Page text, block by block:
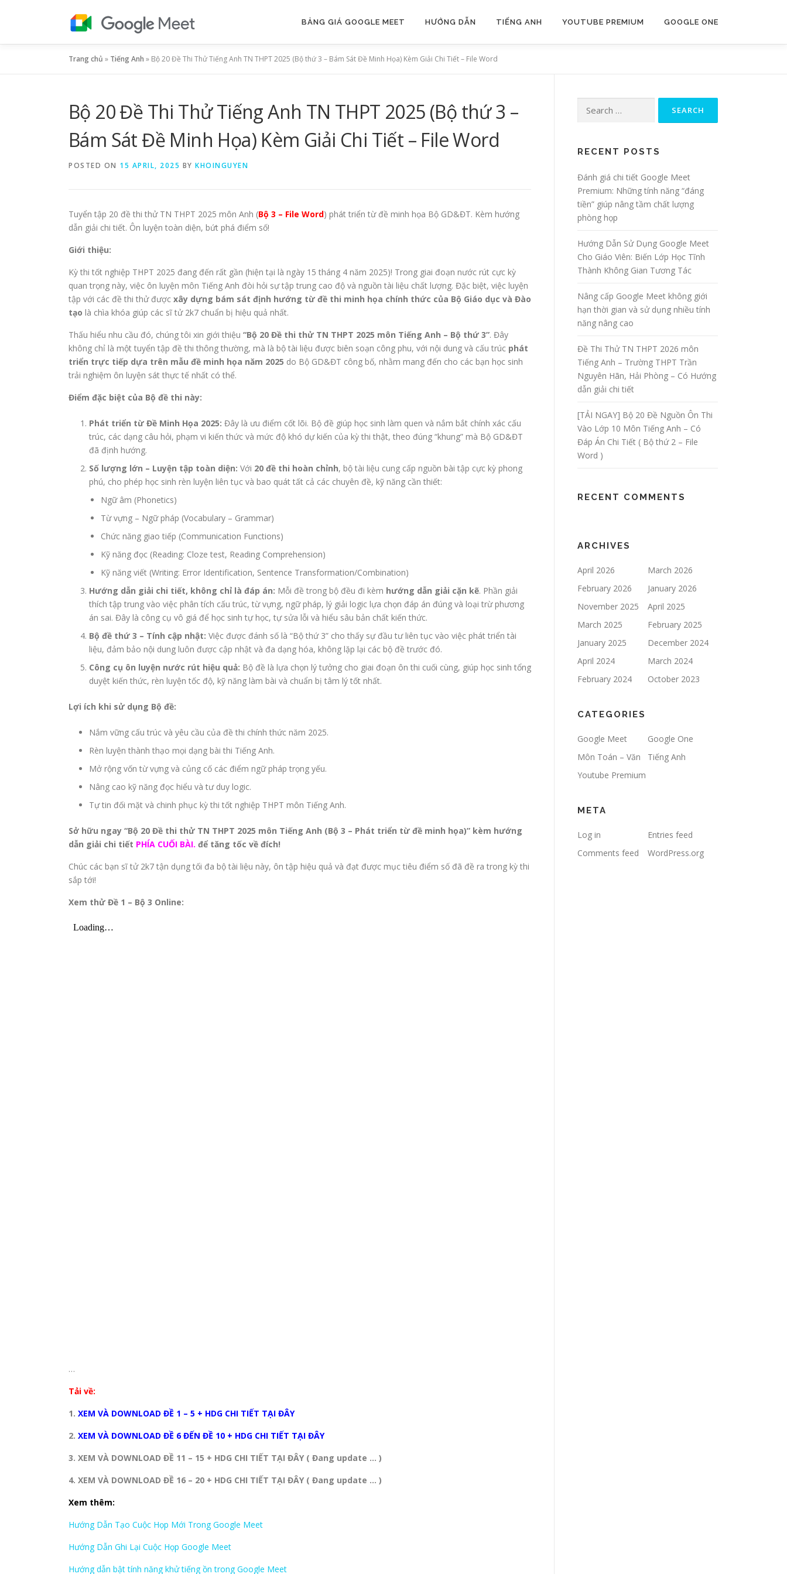
BẢNG GIÁ GOOGLE MEET HƯỚNG DẪN TIẾNG ANH YOUTUBE PREMIUM GOOGLE ONE
Trang chủ » Tiếng Anh » Bộ 20 Đề Thi Thử Tiếng Anh TN THPT 2025 (Bộ thứ 3 – Bám Sát Đề Minh Họa) Kèm Giải Chi Tiết – File Word
Bộ 20 Đề Thi Thử Tiếng Anh TN THPT 2025 (Bộ thứ 3 –
Bám Sát Đề Minh Họa) Kèm Giải Chi Tiết – File Word
POSTED ON 15 APRIL, 2025 BY KHOINGUYEN
Tuyển tập 20 đề thi thử TN THPT 2025 môn Anh (Bộ 3 – File Word) phát triển từ đề minh họa Bộ GD&ĐT. Kèm hướng
dẫn giải chi tiết. Ôn luyện toàn diện, bứt phá điểm số!
Giới thiệu:
Kỳ thi tốt nghiệp THPT 2025 đang đến rất gần (hiện tại là ngày 15 tháng 4 năm 2025)! Trong giai đoạn nước rút cực kỳ
quan trọng này, việc ôn luyện môn Tiếng Anh đòi hỏi sự tập trung cao độ và nguồn tài liệu chất lượng. Đặc biệt, việc luyện
tập với các đề thi thử được xây dựng bám sát định hướng từ đề thi minh họa chính thức của Bộ Giáo dục và Đào
tạo là chìa khóa giúp các sĩ tử 2k7 chuẩn bị hiệu quả nhất.
Thấu hiểu nhu cầu đó, chúng tôi xin giới thiệu “Bộ 20 Đề thi thử TN THPT 2025 môn Tiếng Anh – Bộ thứ 3”. Đây
không chỉ là một tuyển tập đề thi thông thường, mà là bộ tài liệu được biên soạn công phu, với nội dung và cấu trúc phát
triển trực tiếp dựa trên mẫu đề minh họa năm 2025 do Bộ GD&ĐT công bố, nhằm mang đến cho các bạn học sinh
trải nghiệm ôn luyện sát thực tế nhất có thể.
Điểm đặc biệt của Bộ đề thi này:
Phát triển từ Đề Minh Họa 2025: Đây là ưu điểm cốt lõi. Bộ đề giúp học sinh làm quen và nắm bắt chính xác cấu
trúc, các dạng câu hỏi, phạm vi kiến thức và mức độ khó dự kiến của kỳ thi thật, theo đúng “khung” mà Bộ GD&ĐT
đã định hướng.
Số lượng lớn – Luyện tập toàn diện: Với 20 đề thi hoàn chỉnh, bộ tài liệu cung cấp nguồn bài tập cực kỳ phong
phú, cho phép học sinh rèn luyện liên tục và bao quát tất cả các chuyên đề, kỹ năng cần thiết:
Ngữ âm (Phonetics)
Từ vựng – Ngữ pháp (Vocabulary – Grammar)
Chức năng giao tiếp (Communication Functions)
Kỹ năng đọc (Reading: Cloze test, Reading Comprehension)
Kỹ năng viết (Writing: Error Identification, Sentence Transformation/Combination)
Hướng dẫn giải chi tiết, không chỉ là đáp án: Mỗi đề trong bộ đều đi kèm hướng dẫn giải cặn kẽ. Phần giải
thích tập trung vào việc phân tích cấu trúc, từ vựng, ngữ pháp, lý giải logic lựa chọn đáp án đúng và loại trừ phương
án sai. Đây là công cụ vô giá để học sinh tự học, tự sửa lỗi và hiểu sâu bản chất kiến thức.
Bộ đề thứ 3 – Tính cập nhật: Việc được đánh số là “Bộ thứ 3” cho thấy sự đầu tư liên tục vào việc phát triển tài
liệu, đảm bảo nội dung luôn được cập nhật và đa dạng hóa, không lặp lại các bộ đề trước đó.
Công cụ ôn luyện nước rút hiệu quả: Bộ đề là lựa chọn lý tưởng cho giai đoạn ôn thi cuối cùng, giúp học sinh tổng
duyệt kiến thức, rèn luyện tốc độ, kỹ năng làm bài và chuẩn bị tâm lý tốt nhất.
Lợi ích khi sử dụng Bộ đề:
Nắm vững cấu trúc và yêu cầu của đề thi chính thức năm 2025.
Rèn luyện thành thạo mọi dạng bài thi Tiếng Anh.
Mở rộng vốn từ vựng và củng cố các điểm ngữ pháp trọng yếu.
Nâng cao kỹ năng đọc hiểu và tư duy logic.
Tự tin đối mặt và chinh phục kỳ thi tốt nghiệp THPT môn Tiếng Anh.
Sở hữu ngay “Bộ 20 Đề thi thử TN THPT 2025 môn Tiếng Anh (Bộ 3 – Phát triển từ đề minh họa)” kèm hướng
dẫn giải chi tiết PHÍA CUỐI BÀI. để tăng tốc về đích!
Chúc các bạn sĩ tử 2k7 tận dụng tối đa bộ tài liệu này, ôn tập hiệu quả và đạt được mục tiêu điểm số đã đề ra trong kỳ thi
sắp tới!
Xem thử Đề 1 – Bộ 3 Online:
…
Tải về:
1. XEM VÀ DOWNLOAD ĐỀ 1 – 5 + HDG CHI TIẾT TẠI ĐÂY
2. XEM VÀ DOWNLOAD ĐỀ 6 ĐẾN ĐỀ 10 + HDG CHI TIẾT TẠI ĐÂY
3. XEM VÀ DOWNLOAD ĐỀ 11 – 15 + HDG CHI TIẾT TẠI ĐÂY ( Đang update … )
4. XEM VÀ DOWNLOAD ĐỀ 16 – 20 + HDG CHI TIẾT TẠI ĐÂY ( Đang update … )
Xem thêm:
Hướng Dẫn Tạo Cuộc Họp Mới Trong Google Meet
Hướng Dẫn Ghi Lại Cuộc Họp Google Meet
Hướng dẫn bật tính năng khử tiếng ồn trong Google Meet
for:
RECENT POSTS
Đánh giá chi tiết Google Meet
Premium: Những tính năng “đáng
tiền” giúp nâng tầm chất lượng
phòng họp
Hướng Dẫn Sử Dụng Google Meet
Cho Giáo Viên: Biến Lớp Học Tĩnh
Thành Không Gian Tương Tác
Nâng cấp Google Meet không giới
hạn thời gian và sử dụng nhiều tính
năng nâng cao
Đề Thi Thử TN THPT 2026 môn
Tiếng Anh – Trường THPT Trần
Nguyên Hãn, Hải Phòng – Có Hướng
dẫn giải chi tiết
[TẢI NGAY] Bộ 20 Đề Nguồn Ôn Thi
Vào Lớp 10 Môn Tiếng Anh – Có
Đáp Án Chi Tiết ( Bộ thứ 2 – File
Word )
RECENT COMMENTS
ARCHIVES
April 2026
March 2026
February 2026
January 2026
November 2025
April 2025
March 2025
February 2025
January 2025
December 2024
April 2024
March 2024
February 2024
October 2023
CATEGORIES
Google Meet
Google One
Môn Toán – Văn
Tiếng Anh
Youtube Premium
META
Log in
Entries feed
Comments feed
WordPress.org